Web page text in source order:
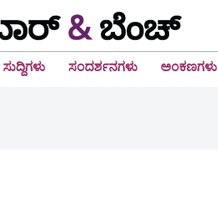
ಸುದ್ದಿಗಳು ಸಂದರ್ಶನಗಳು ಅಂಕಣಗಳು